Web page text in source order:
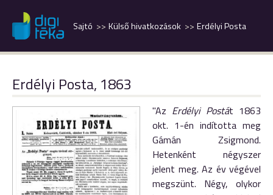
Erdélyi Posta
Külső hivatkozások
Sajtó
Erdélyi Posta, 1863
"Az Erdélyi Postát 1863
okt. 1-én indította meg
Gámán Zsigmond.
Hetenként négyszer
jelent meg. Az év végével
megszünt. Négy, olykor